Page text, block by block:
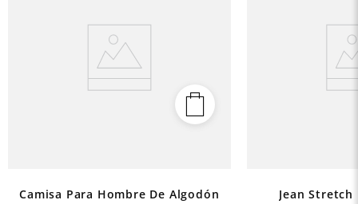
Camisa Para Hombre De Algodón
Jean